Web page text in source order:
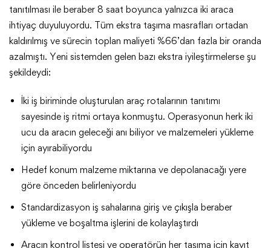
tanıtılması ile beraber 8 saat boyunca yalnızca iki araca
ihtiyaç duyuluyordu. Tüm ekstra taşıma masrafları ortadan
kaldırılmış ve sürecin toplan maliyeti %66’dan fazla bir oranda
azalmıştı. Yeni sistemden gelen bazı ekstra iyileştirmelerse şu
şekildeydi:
İki iş biriminde oluşturulan araç rotalarının tanıtımı
sayesinde iş ritmi ortaya konmuştu. Operasyonun herk iki
ucu da aracın geleceği anı biliyor ve malzemeleri yükleme
için ayırabiliyordu
Hedef konum malzeme miktarına ve depolanacağı yere
göre önceden belirleniyordu
Standardizasyon iş sahalarına giriş ve çıkışla beraber
yükleme ve boşaltma işlerini de kolaylaştırdı
Aracın kontrol listesi ve operatörün her taşıma için kayıt